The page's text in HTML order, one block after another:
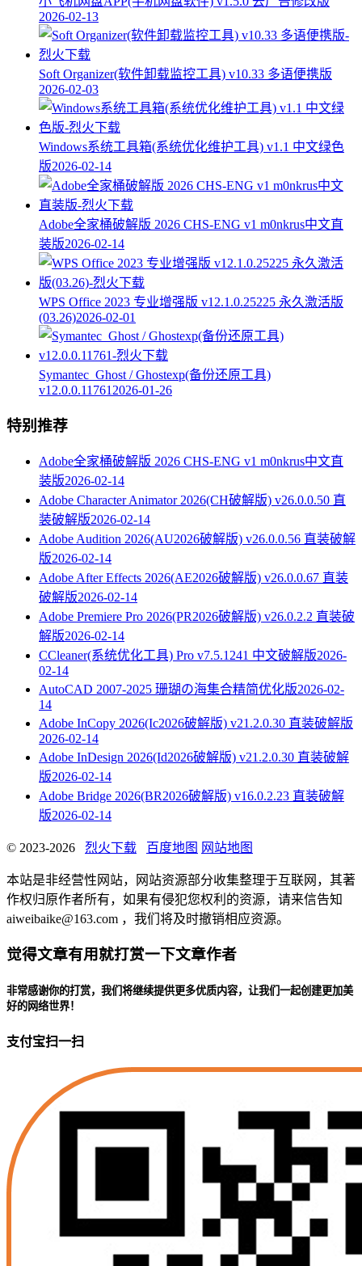
2026-02-13
Soft Organizer(软件卸载监控工具) v10.33 多语便携版
2026-02-03
Windows系统工具箱(系统优化维护工具) v1.1 中文绿色
版2026-02-14
Adobe全家桶破解版 2026 CHS-ENG v1 m0nkrus中文直
装版2026-02-14
WPS Office 2023 专业增强版 v12.1.0.25225 永久激活版
(03.26)2026-02-01
Symantec_Ghost / Ghostexp(备份还原工具)
v12.0.0.11761 2026-01-26
特别推荐
Adobe全家桶破解版 2026 CHS-ENG v1 m0nkrus中文直
装版2026-02-14
Adobe Character Animator 2026(CH破解版) v26.0.0.50 直
装破解版2026-02-14
Adobe Audition 2026(AU2026破解版) v26.0.0.56 直装破解
版2026-02-14
Adobe After Effects 2026(AE2026破解版) v26.0.0.67 直装
破解版2026-02-14
Adobe Premiere Pro 2026(PR2026破解版) v26.0.2.2 直装破
解版2026-02-14
CCleaner(系统优化工具) Pro v7.5.1241 中文破解版2026-
02-14
AutoCAD 2007-2025 珊瑚の海集合精简优化版2026-02-
14
Adobe InCopy 2026(Ic2026破解版) v21.2.0.30 直装破解版
2026-02-14
Adobe InDesign 2026(Id2026破解版) v21.2.0.30 直装破解
版2026-02-14
Adobe Bridge 2026(BR2026破解版) v16.0.2.23 直装破解
版2026-02-14
© 2023-2026 烈火下载 百度地图 网站地图
本站是非经营性网站，网站资源部分收集整理于互联网，其著
作权归原作者所有，如果有侵犯您权利的资源，请来信告知
aiweibaike@163.com ，我们将及时撤销相应资源。
觉得文章有用就打赏一下文章作者
非常感谢你的打赏，我们将继续提供更多优质内容，让我们一起创建更加美
好的网络世界！
支付宝扫一扫